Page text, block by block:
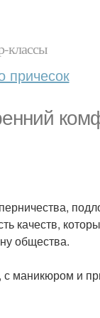
классы
причесок
качеств,
общества.
маникюром и